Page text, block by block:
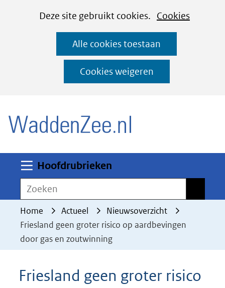
CookiesDeze site gebruikt cookies. Cookies
deze
worden
toegestaan
geweigerd.
Alle cookies toestaan
Cookies weigeren
Ga
naar
de
inhoud
Hoofdrubrieken
Zoeken
Home Actueel
Nieuwsoverzicht
Friesland geen groter risico op aardbevingen
door gas en zoutwinning
Friesland geen groter risico